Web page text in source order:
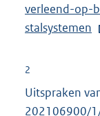
verleend-op-
stalsystemen
2
Uitspraken
202106900/